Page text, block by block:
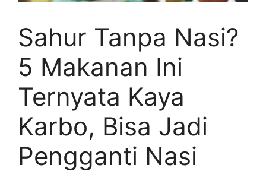
Sahur Tanpa Nasi?
5 Makanan Ini
Ternyata Kaya
Karbo, Bisa Jadi
Pengganti Nasi